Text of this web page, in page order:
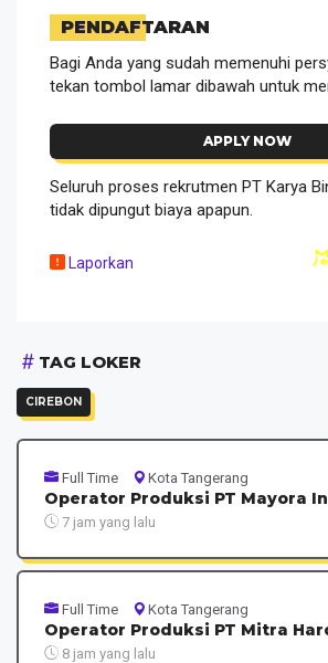
PENDAFTARAN
Bagi Anda yang sudah memenuhi
tekan tombol lamar dibawah untuk
APPLY NOW
Seluruh proses rekrutmen PT Karya
tidak dipungut biaya apapun.
Laporkan
TAG LOKER
CIREBON
Full Time Kota Tangerang
Operator Produksi PT Mayora
7 jam yang lalu
Full Time Kota Tangerang
Operator Produksi PT Mitra
8 jam yang lalu